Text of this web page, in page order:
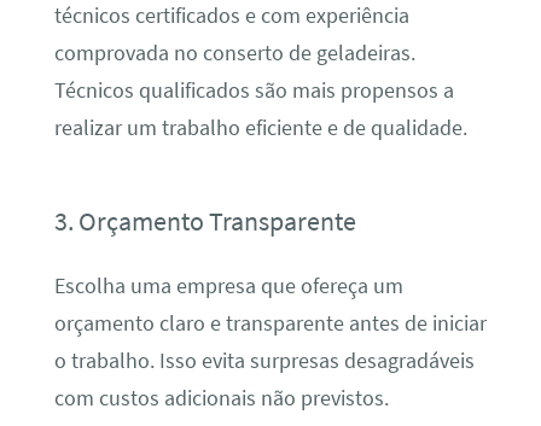
técnicos certificados e com experiência
comprovada no conserto de geladeiras.
Técnicos qualificados são mais propensos a
realizar um trabalho eficiente e de qualidade.
3. Orçamento Transparente
Escolha uma empresa que ofereça um
orçamento claro e transparente antes de iniciar
o trabalho. Isso evita surpresas desagradáveis
com custos adicionais não previstos.